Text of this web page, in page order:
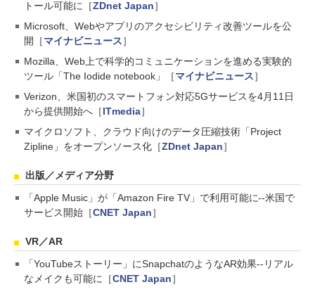
トール可能に［ZDnet Japan］
Microsoft、Webやアプリのアクセシビリティ改善ツールを公
開［マイナビニュース］
Mozilla、Web上で科学的コミュニケーションを進める実験的
ツール「The Iodide notebook」［マイナビニュース］
Verizon、米国初のスマートフォン対応5Gサービスを4月11日
から提供開始へ［ITmedia］
マイクロソフト、クラウド向けのデータ圧縮技術「Project
Zipline」をオープンソース化［ZDnet Japan］
出版／メディア分野
「Apple Music」が「Amazon Fire TV」で利用可能に--米国で
サービス開始［CNET Japan］
VR／AR
「YouTubeストーリー」にSnapchatのようなAR効果--リアル
なメイクも可能に［CNET Japan］